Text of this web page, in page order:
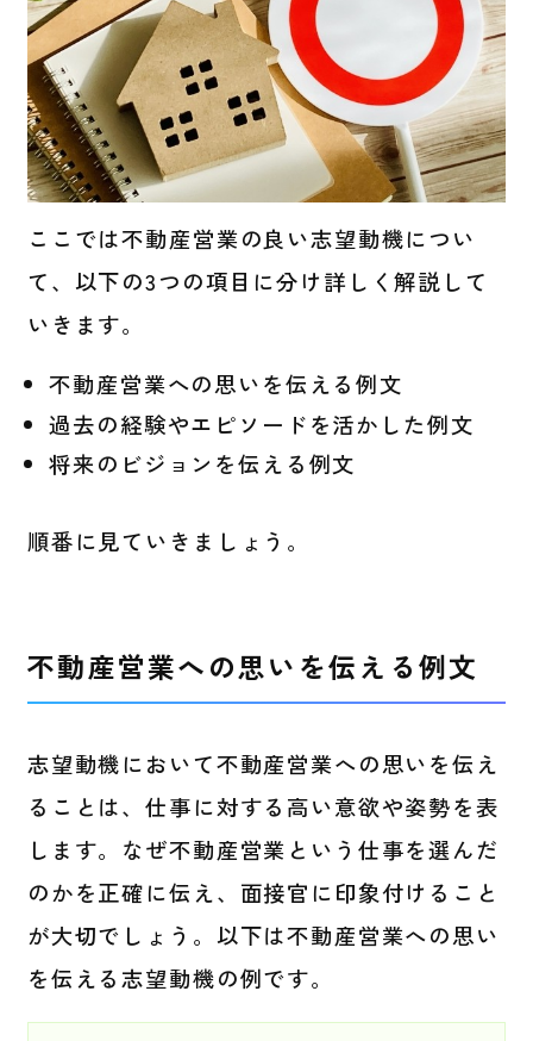
ここでは不動産営業の良い志望動機につい
て、以下の3つの項目に分け詳しく解説して
いきます。
不動産営業への思いを伝える例文
過去の経験やエピソードを活かした例文
将来のビジョンを伝える例文
順番に見ていきましょう。
不動産営業への思いを伝える例文
志望動機において不動産営業への思いを伝え
ることは、仕事に対する高い意欲や姿勢を表
します。なぜ不動産営業という仕事を選んだ
のかを正確に伝え、面接官に印象付けること
が大切でしょう。以下は不動産営業への思い
を伝える志望動機の例です。